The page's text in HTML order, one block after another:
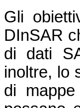
Gli
DInSAR
di dati
inoltre, lo
di